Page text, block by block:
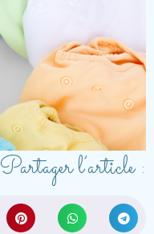
Partager l’article :